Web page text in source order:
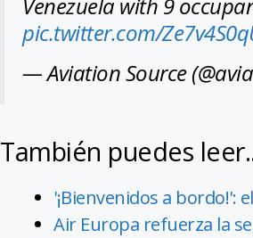
pic.twitter.com/
— Aviation Source
También puedes
'¡Bienvenidos a bordo!':
Air Europa refuerza la